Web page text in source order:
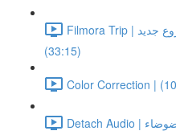
Filmora Trip | شرح واجهة البرنامج وفتح مشروع جديد
(33:15)
Detach Audio | فصل الصوت عن الصورة وحذف الضوضاء